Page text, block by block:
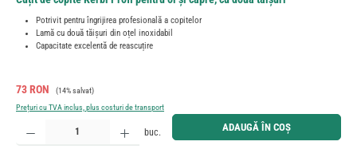
Potrivit pentru îngrijirea profesională a copitelor
Lamă cu două tăișuri din oțel inoxidabil
Capacitate excelentă de reascuțire
Preț de vânzare:
73 RON Preț obișnuit:
(14% salvat)
Prețuri cu TVA inclus, plus costuri de transport
Cantitate produs: Introduceți cantitatea dorită sau utilizați butoanele pentru a mări sau micșora
buc. ADAUGĂ ÎN COȘ